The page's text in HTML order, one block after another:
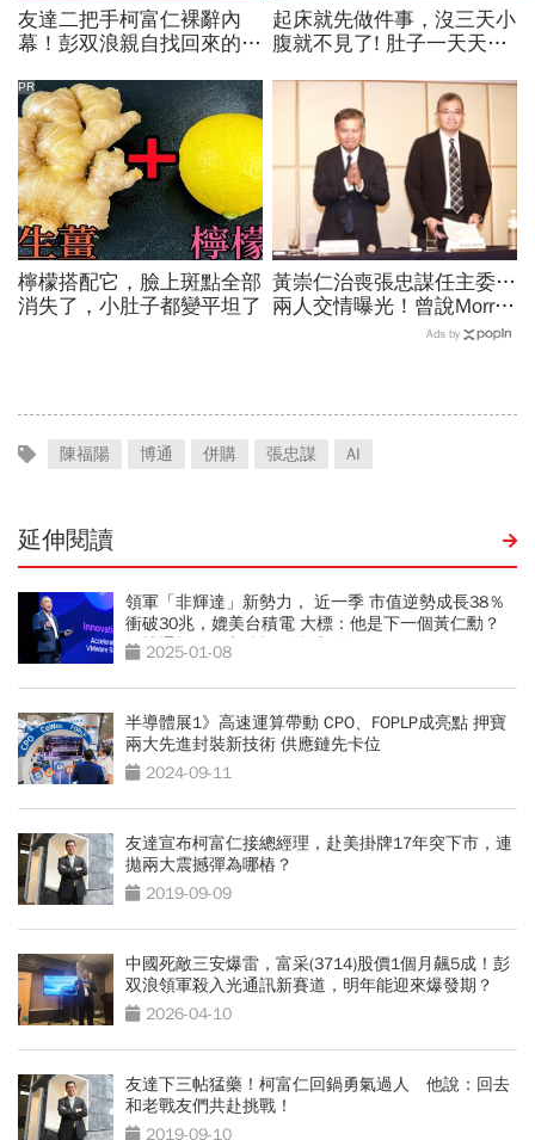
友達二把手柯富仁裸辭內
幕！彭双浪親自找回來的接
「落後群創」成最後稻草？
起床就先做件事，沒三天小
腹就不見了! 肚子一天天變
檸檬搭配它，臉上斑點全部
消失了，小肚子都變平坦了
PR
黃崇仁治喪張忠謀任主委…
兩人交情曝光！曾說Morris
是老大：力積電能活都他幫
Ads by
陳福陽 博通 併購 張忠謀 AI
延伸閱讀
領軍「非輝達」新勢力， 近一季 市值逆勢成長38％
衝破30兆，媲美台積電 大標：他是下一個黃仁勳？
—博通打工皇帝陳福陽拚搏傳奇—
2025-01-08
半導體展1》高速運算帶動 CPO、FOPLP成亮點 押寶
兩大先進封裝新技術 供應鏈先卡位
2024-09-11
友達宣布柯富仁接總經理，赴美掛牌17年突下市，連
拋兩大震撼彈為哪樁？
2019-09-09
中國死敵三安爆雷，富采(3714)股價1個月飆5成！彭
双浪領軍殺入光通訊新賽道，明年能迎來爆發期？
2026-04-10
友達下三帖猛藥！柯富仁回鍋勇氣過人 他說：回去
和老戰友們共赴挑戰！
2019-09-10